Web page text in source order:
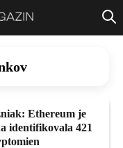
Ethereum je
identifikovala 421